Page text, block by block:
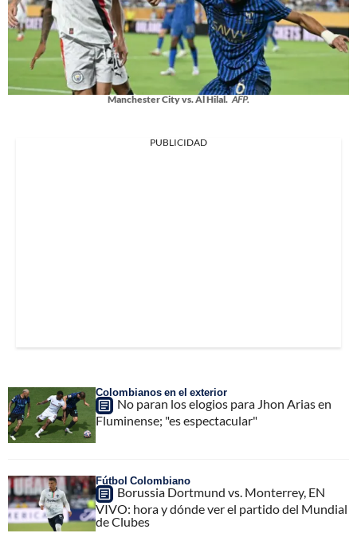
Manchester City vs. Al Hilal. AFP.
PUBLICIDAD
Colombianos en el exterior
No paran los elogios para Jhon Arias en
Fluminense; "es espectacular"
Fútbol Colombiano
Borussia Dortmund vs. Monterrey, EN
VIVO: hora y dónde ver el partido del Mundial
de Clubes